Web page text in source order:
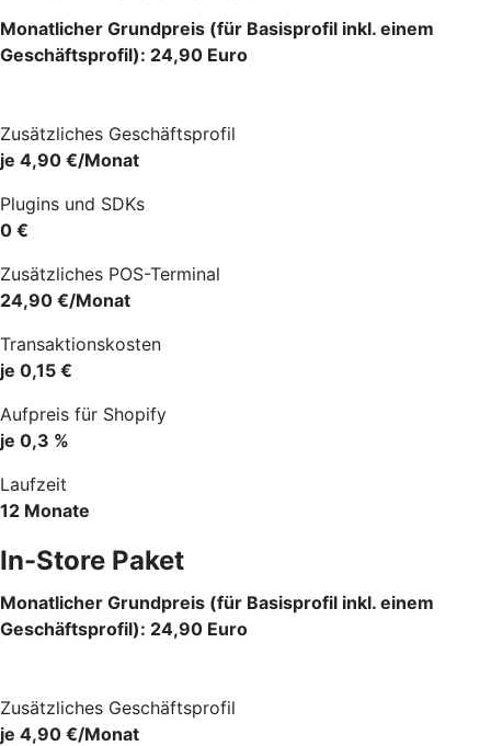
Monatlicher Grundpreis (für Basisprofil inkl. einem
Geschäftsprofil): 24,90 Euro
Zusätzliches Geschäftsprofil
je 4,90 €/Monat
Plugins und SDKs
0 €
Zusätzliches POS-Terminal
24,90 €/Monat
Transaktionskosten
je 0,15 €
Aufpreis für Shopify
je 0,3 %
Laufzeit
12 Monate
In-Store Paket
Monatlicher Grundpreis (für Basisprofil inkl. einem
Geschäftsprofil): 24,90 Euro
Zusätzliches Geschäftsprofil
je 4,90 €/Monat